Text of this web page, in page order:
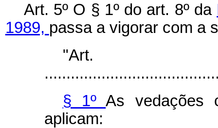
Art. 5º O § 1º do art. 8º da
1989, passa a vigorar com a
§ 1ºAs vedações
aplicam: